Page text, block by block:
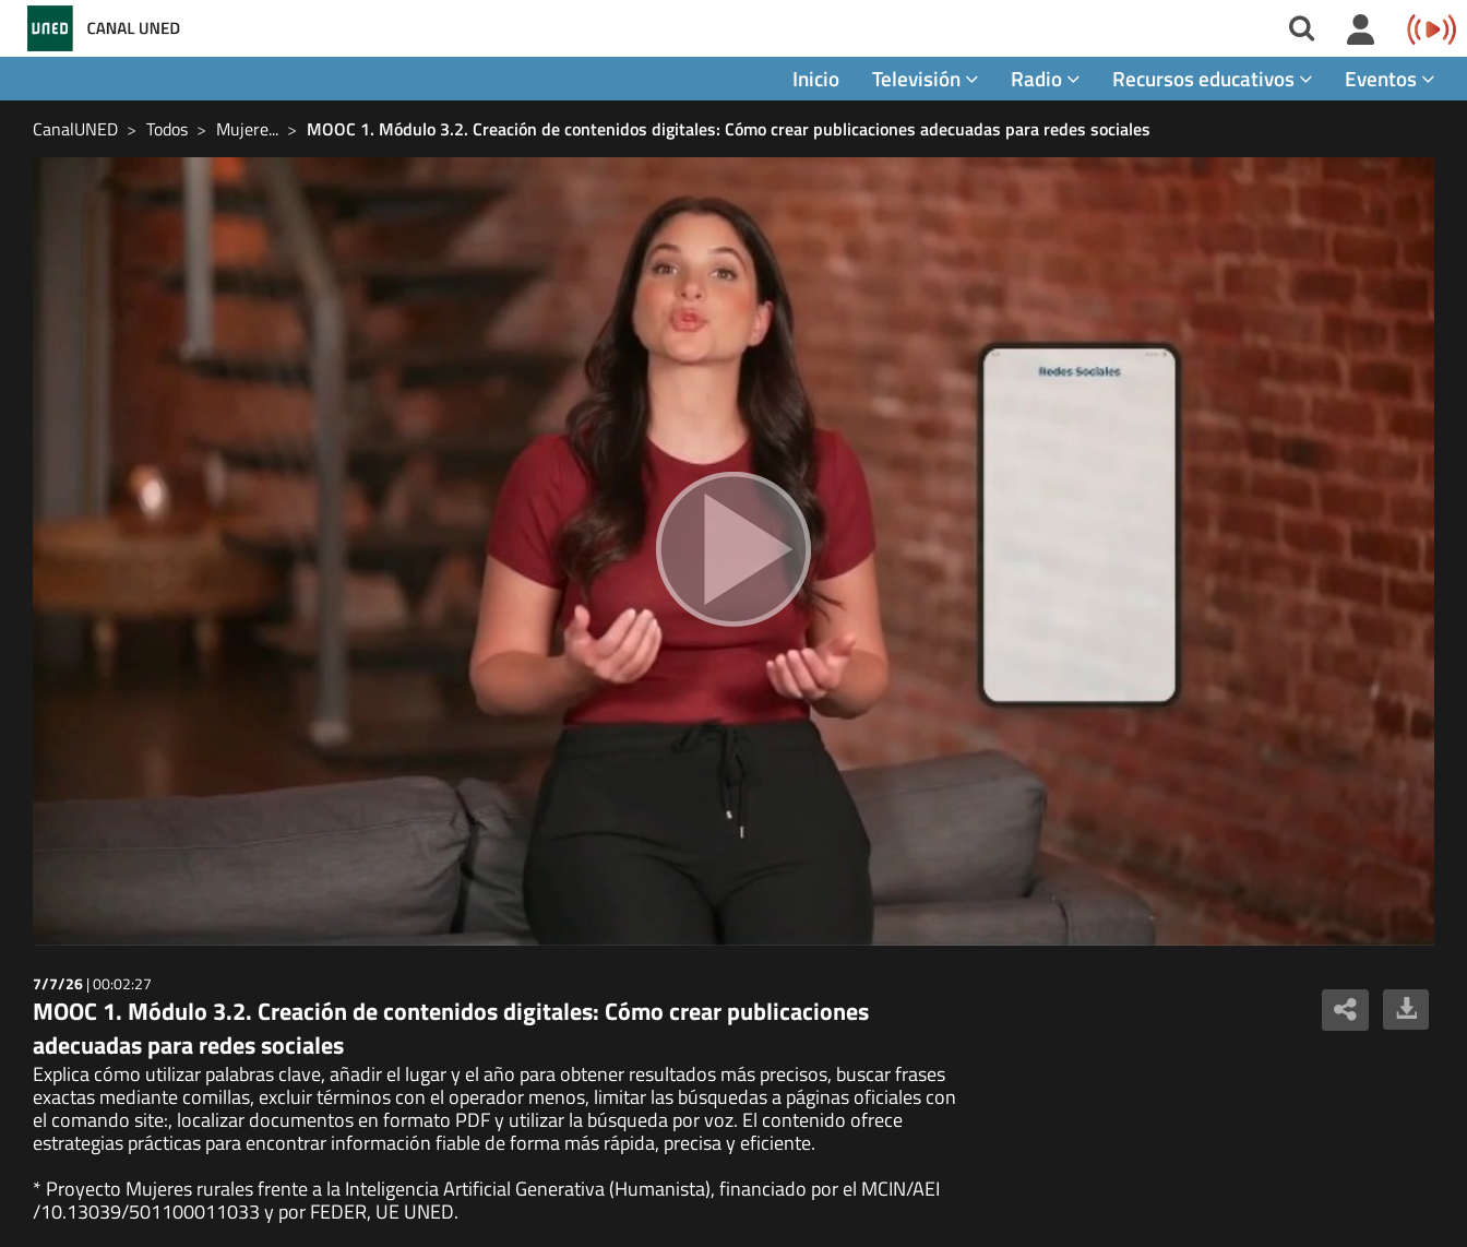
Inicio Televisión Radio Recursos educativos Eventos
CanalUNED Todos Mujere... MOOC 1. Módulo 3.2. Creación de contenidos digitales: Cómo crear publicaciones adecuadas para redes sociales
7/7/26|00:02:27
MOOC 1. Módulo 3.2. Creación de contenidos digitales: Cómo crear publicaciones
adecuadas para redes sociales
Explica cómo utilizar palabras clave, añadir el lugar y el año para obtener resultados más precisos, buscar frases
exactas mediante comillas, excluir términos con el operador menos, limitar las búsquedas a páginas oficiales con
el comando site:, localizar documentos en formato PDF y utilizar la búsqueda por voz. El contenido ofrece
estrategias prácticas para encontrar información fiable de forma más rápida, precisa y eficiente.
* Proyecto Mujeres rurales frente a la Inteligencia Artificial Generativa (Humanista), financiado por el MCIN/AEI
/10.13039/501100011033 y por FEDER, UE UNED.